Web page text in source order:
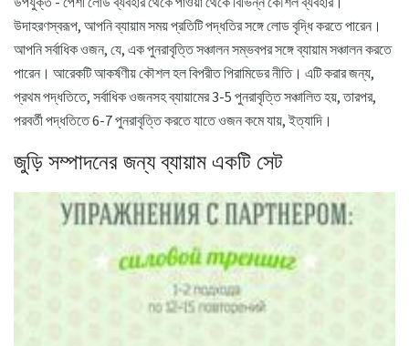
উদাহরণস্বরূপ, আপনি ব্যায়াম সময় প্রতিটি পদ্ধতির সঙ্গে লোড বৃদ্ধি করতে পারেন।
আপনি সর্বাধিক ওজন, যে, এক পুনরাবৃত্তি সঞ্চালন সম্ভবপর সঙ্গে ব্যায়াম সঞ্চালন করতে
পারেন। আরেকটি আকর্ষণীয় কৌশল হল বিপরীত পিরামিডের নীতি। এটি করার জন্য,
প্রথম পদ্ধতিতে, সর্বাধিক ওজনসহ ব্যায়ামের 3-5 পুনরাবৃত্তি সঞ্চালিত হয়, তারপর,
পরবর্তী পদ্ধতিতে 6-7 পুনরাবৃত্তি করতে যাতে ওজন কমে যায়, ইত্যাদি।
জুড়ি সম্পাদনের জন্য ব্যায়াম একটি সেট